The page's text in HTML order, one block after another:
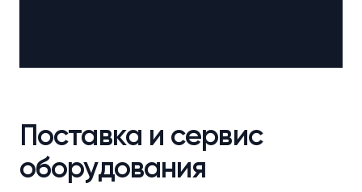
Поставка и сервис
оборудования